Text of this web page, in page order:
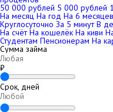
50 000 рублей 5 000 рублей
На месяц На год На 6 месяцев
Круглосуточно За 5 минут В
На счёт На кошелёк На киви
Студентам Пенсионерам На
Сумма займа
₽
Срок, дней